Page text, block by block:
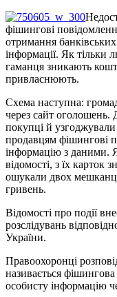
фішингові
отримання банківських
інформації. Як тільки
гаманця зникають
привласнюють.
Схема наступна:
через сайт
покупці й
продавцям фішингові
інформацію з даними.
відомості, з їх карток
ошукали двох
гривень.
Відомості про події
розслідувань
України.
Правоохоронці
називається
особисту інформацію